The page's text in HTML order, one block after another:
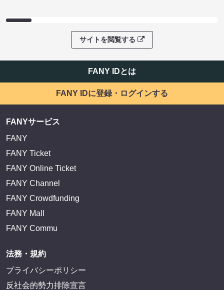
サイトを閲覧する
FANY IDとは
FANY IDに登録・ログインする
FANYサービス
FANY
FANY Ticket
FANY Online Ticket
FANY Channel
FANY Crowdfunding
FANY Mall
FANY Commu
法務・規約
プライバシーポリシー
反社会的勢力排除宣言